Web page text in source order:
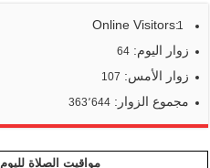
Online Visitors:
1
زوار اليوم:64
زوار الأمس: 107
مجموع الزوار:363٬644
مواقيت الصلاة لليوم 8 أغسطس 2026